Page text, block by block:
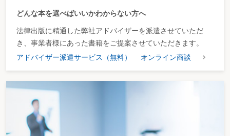
どんな本を選べばいいかわからない方へ
法律出版に精通した弊社アドバイザーを派遣させていただ
き、事業者様にあった書籍をご提案させていただきます。
アドバイザー派遣サービス（無料）
オンライン商談